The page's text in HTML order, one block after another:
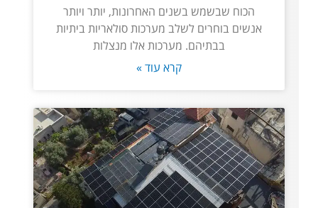
הכוח שבשמש בשנים האחרונות, יותר ויותר
אנשים בוחרים לשלב מערכות סולאריות ביתיות
בבתיהם. מערכות אלו מנצלות
קרא עוד »